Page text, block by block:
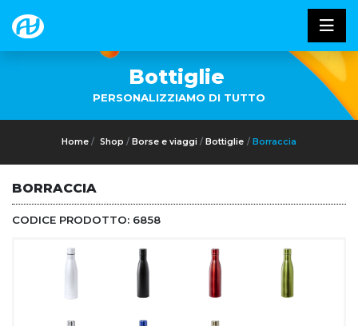
Bottiglie
PERSONALIZZIAMO DI TUTTO
Home Shop Borse e viaggi Bottiglie Borraccia
BORRACCIA
CODICE PRODOTTO: 6858